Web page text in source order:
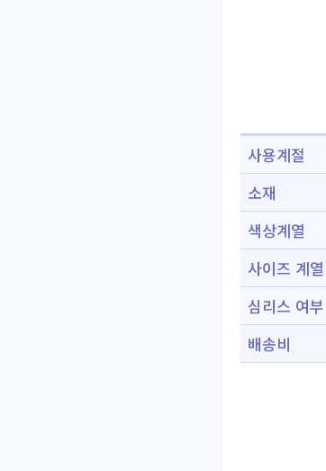
사용계절
소재
색상계열
사이즈 계열
심리스 여부
배송비